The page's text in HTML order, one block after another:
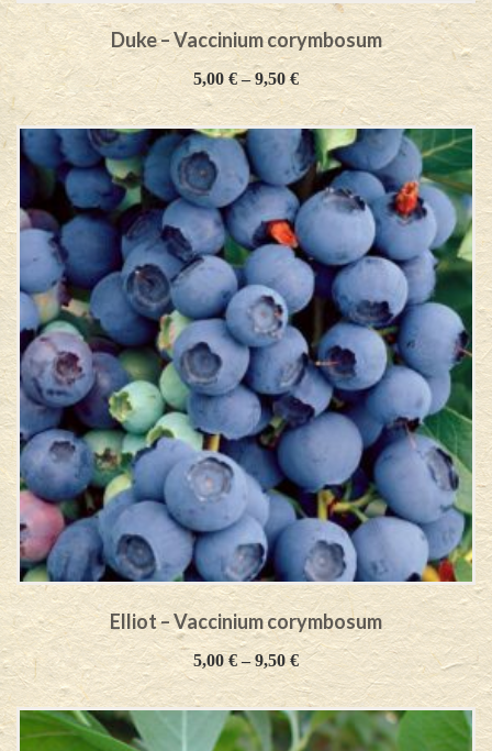
Duke – Vaccinium corymbosum
5,00 €–9,50€
Elliot – Vaccinium corymbosum
5,00€–9,50€